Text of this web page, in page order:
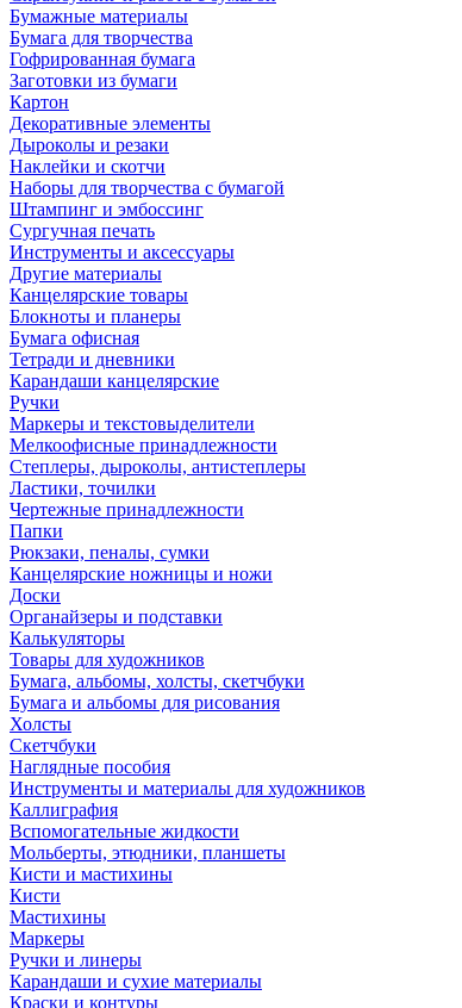
Бумажные материалы
Бумага для творчества
Гофрированная бумага
Заготовки из бумаги
Картон
Декоративные элементы
Дыроколы и резаки
Наклейки и скотчи
Наборы для творчества с бумагой
Штампинг и эмбоссинг
Сургучная печать
Инструменты и аксессуары
Другие материалы
Канцелярские товары
Блокноты и планеры
Бумага офисная
Тетради и дневники
Карандаши канцелярские
Ручки
Маркеры и текстовыделители
Мелкоофисные принадлежности
Степлеры, дыроколы, антистеплеры
Ластики, точилки
Чертежные принадлежности
Папки
Рюкзаки, пеналы, сумки
Канцелярские ножницы и ножи
Доски
Органайзеры и подставки
Калькуляторы
Товары для художников
Бумага, альбомы, холсты, скетчбуки
Бумага и альбомы для рисования
Холсты
Скетчбуки
Наглядные пособия
Инструменты и материалы для художников
Каллиграфия
Вспомогательные жидкости
Мольберты, этюдники, планшеты
Кисти и мастихины
Кисти
Мастихины
Маркеры
Ручки и линеры
Карандаши и сухие материалы
Краски и контуры